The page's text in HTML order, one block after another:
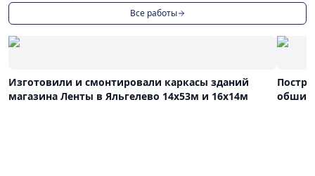
Все работы
Изготовили и смонтировали каркасы зданий
магазина Ленты в Яльгелево 14х53м и 16х14м